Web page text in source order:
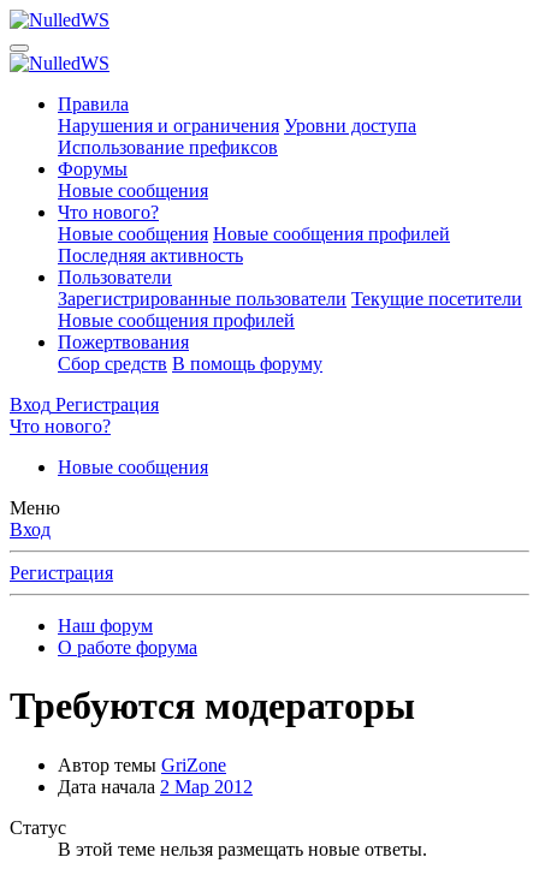
Правила
Нарушения и ограничения Уровни доступа
Использование префиксов
Форумы
Новые сообщения
Что нового?
Новые сообщения Новые сообщения профилей
Последняя активность
Пользователи
Зарегистрированные пользователи Текущие посетители
Новые сообщения профилей
Пожертвования
Сбор средств В помощь форуму
Вход Регистрация
Что нового?
Новые сообщения
Меню
Вход
Регистрация
Наш форум
О работе форума
Требуются модераторы
Автор темы GriZone
Дата начала 2 Мар 2012
Статус
В этой теме нельзя размещать новые ответы.